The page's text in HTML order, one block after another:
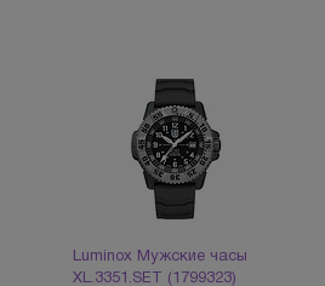
Luminox Мужские часы
XL.3351.SET (1799323)